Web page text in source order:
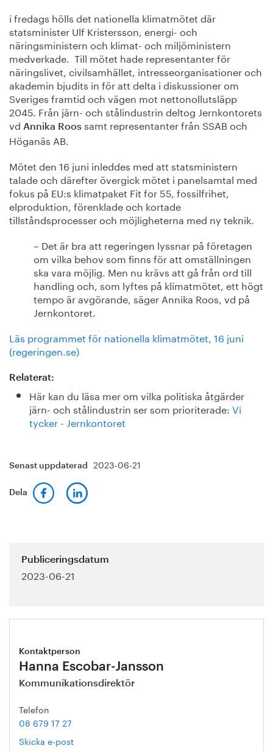
i fredags hölls det nationella klimatmötet där
statsminister Ulf Kristersson, energi- och
näringsministern och klimat- och miljöministern
medverkade. Till mötet hade representanter för
näringslivet, civilsamhället, intresseorganisationer och
akademin bjudits in för att delta i diskussioner om
Sveriges framtid och vägen mot nettonollutsläpp
2045. Från järn- och stålindustrin deltog Jernkontorets
vd Annika Roos samt representanter från SSAB och
Höganäs AB.
Mötet den 16 juni inleddes med att statsministern
talade och därefter övergick mötet i panelsamtal med
fokus på EU:s klimatpaket Fit for 55, fossilfrihet,
elproduktion, förenklade och kortade
tillståndsprocesser och möjligheterna med ny teknik.
– Det är bra att regeringen lyssnar på företagen
om vilka behov som finns för att omställningen
ska vara möjlig. Men nu krävs att gå från ord till
handling och, som lyftes på klimatmötet, ett högt
tempo är avgörande, säger Annika Roos, vd på
Jernkontoret.
Läs programmet för nationella klimatmötet, 16 juni
(regeringen.se)
Relaterat:
Här kan du läsa mer om vilka politiska åtgärder
järn- och stålindustrin ser som prioriterade: Vi
tycker - Jernkontoret
Senast uppdaterad 2023-06-21
Dela
Publiceringsdatum
2023-06-21
Kontaktperson
Hanna Escobar-Jansson
Kommunikationsdirektör
Telefon
08 679 17 27
Skicka e-post